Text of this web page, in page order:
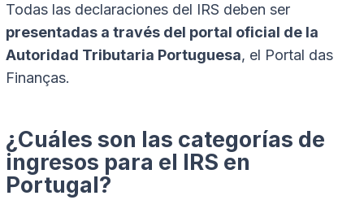
Todas las declaraciones del IRS deben ser
presentadas a través del portal oficial de la
Autoridad Tributaria Portuguesa, el Portal das
Finanças.
¿Cuáles son las categorías de
ingresos para el IRS en
Portugal?